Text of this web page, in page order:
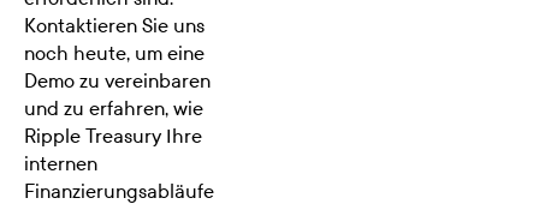
Kontaktieren Sie uns
noch heute, um eine
Demo zu vereinbaren
und zu erfahren, wie
Ripple Treasury Ihre
internen
Finanzierungsabläufe